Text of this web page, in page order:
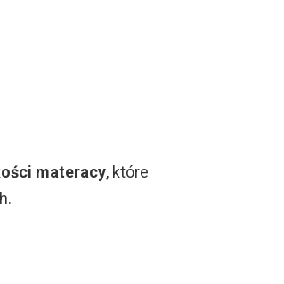
materacy, które